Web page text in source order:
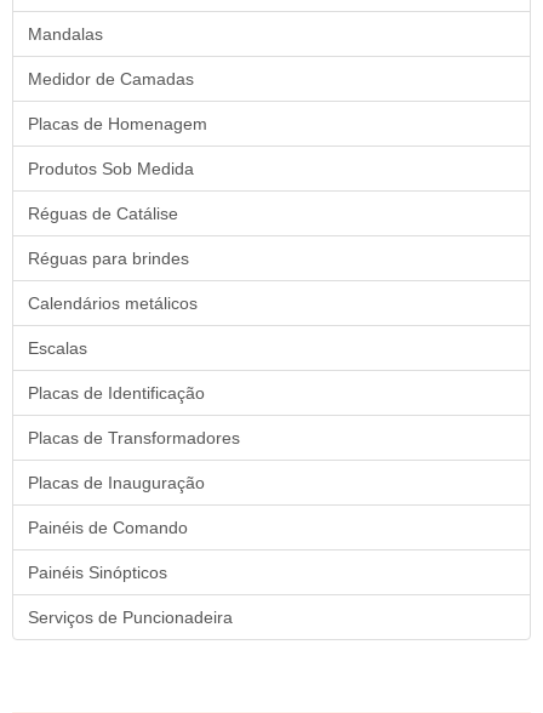
Mandalas
Medidor de Camadas
Placas de Homenagem
Produtos Sob Medida
Réguas de Catálise
Réguas para brindes
Calendários metálicos
Escalas
Placas de Identificação
Placas de Transformadores
Placas de Inauguração
Painéis de Comando
Painéis Sinópticos
Serviços de Puncionadeira